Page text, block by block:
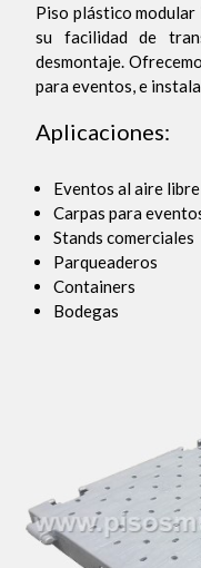
Piso plástico
su facilidad de
desmontaje.
para eventos, e
Aplicaciones:
Eventos al aire libre
Carpas para
Stands comerciales
Parqueaderos
Containers
Bodegas